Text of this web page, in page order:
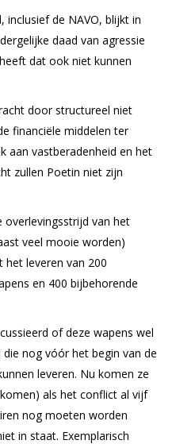
inclusief de NAVO, blijkt in
daad van agressie
dat ook niet kunnen
door structureel niet
financiële middelen ter
aan vastberadenheid en het
zullen Poetin niet zijn
overlevingsstrijd van het
veel mooie worden)
leveren van 200
en 400 bijbehorende
of deze wapens wel
nog vóór het begin van de
leveren. Nu komen ze
als het conflict al vijf
nog moeten worden
in staat. Exemplarisch